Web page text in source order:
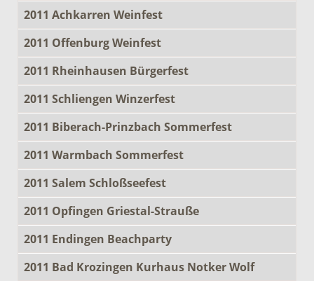
2011 Achkarren Weinfest
2011 Offenburg Weinfest
2011 Rheinhausen Bürgerfest
2011 Schliengen Winzerfest
2011 Biberach-Prinzbach Sommerfest
2011 Warmbach Sommerfest
2011 Salem Schloßseefest
2011 Opfingen Griestal-Strauße
2011 Endingen Beachparty
2011 Bad Krozingen Kurhaus Notker Wolf